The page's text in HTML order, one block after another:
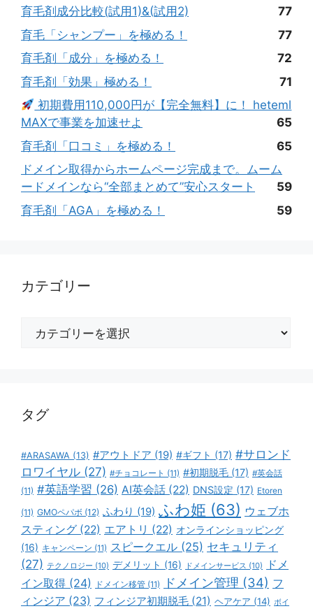
育毛剤成分比較(試用1)&(試用2)
77
育毛「シャンプー」を極める！
77
育毛剤「成分」を極める！
72
育毛剤「効果」極める！
71
初期費用110,000円が【完全無料】に！ heteml
MAXで事業を加速せよ
65
育毛剤「口コミ」を極める！
65
ドメイン取得からホームページ完成まで。ムーム
ードメインなら“全部まとめて”安心スタート
59
育毛剤「AGA」を極める！
59
カテゴリー
タグ
#ARASAWA (13) #アウトドア (19) #ギフト (17) #サロンド
ロワイヤル (27) #チョコレート (11) #初期脱毛 (17) #英会話
(11) #英語学習 (26) AI英会話 (22) DNS設定 (17) Etoren
(11) GMOペパボ (12) ふわり (19) ふわ姫 (63) ウェブホ
スティング (22) エアトリ (22) オンラインショッピング
(16) キャンペーン (11) スピークエル (25) セキュリティ
(27) テクノロジー (10) デメリット (16) ドメインサービス (10)
ドメ
イン取得 (24) ドメイン移管 (11) ドメイン管理 (34) フ
ィンジア (23) フィンジア初期脱毛 (21) ヘアケア (14) ボイ